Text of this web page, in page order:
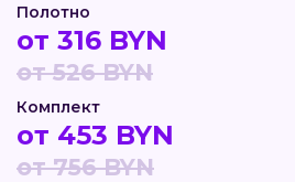
Полотно
от 316 BYN
от 526 BYN
Комплект
от 453 BYN
от 756 BYN